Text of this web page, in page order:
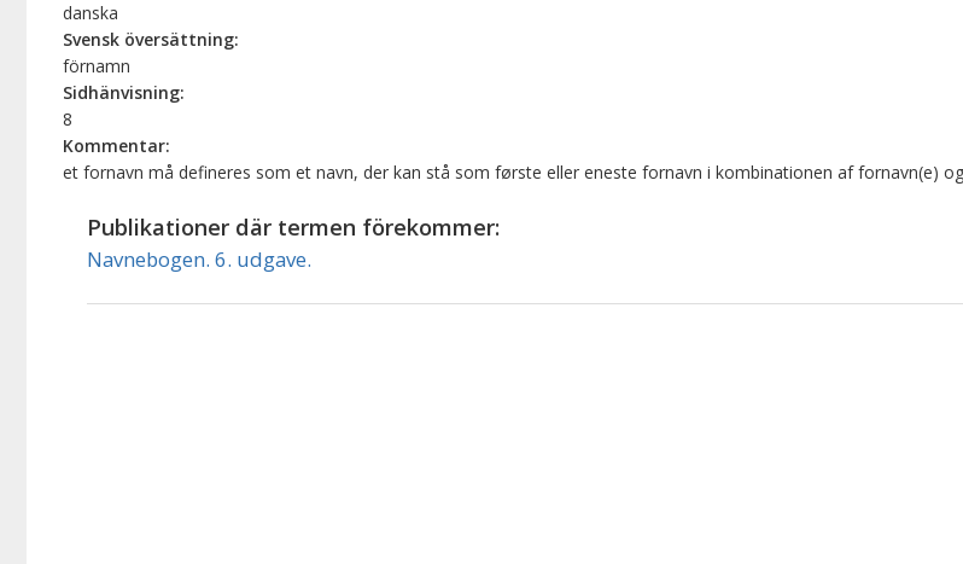
danska
Svensk översättning:
förnamn
Sidhänvisning:
8
Kommentar:
et fornavn må defineres som et navn, der kan stå som første eller eneste fornavn i kombinationen af fornavn(e) og
Publikationer där termen förekommer:
Navnebogen. 6. udgave.